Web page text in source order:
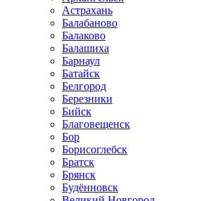
Астрахань
Балабаново
Балаково
Балашиха
Барнаул
Батайск
Белгород
Березники
Бийск
Благовещенск
Бор
Борисоглебск
Братск
Брянск
Будённовск